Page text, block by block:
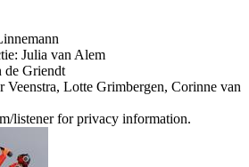
Julia van Alem
de Griendt
Veenstra, Lotte Grimbergen, Corinne van
listener for privacy information.